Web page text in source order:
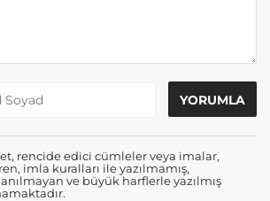
rencide edici cümleler veya imalar,
imla kuralları ile yazılmamış,
ve büyük harflerle yazılmış